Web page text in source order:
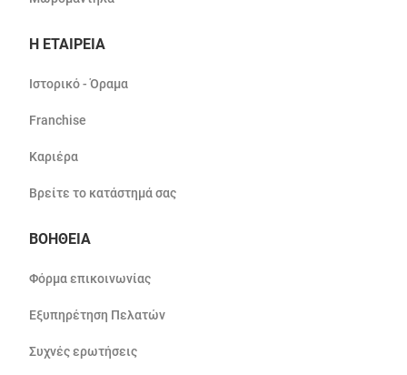
Η ΕΤΑΙΡΕΙΑ
Ιστορικό - Όραμα
Franchise
Καριέρα
Βρείτε το κατάστημά σας
ΒΟΗΘΕΙΑ
Φόρμα επικοινωνίας
Εξυπηρέτηση Πελατών
Συχνές ερωτήσεις